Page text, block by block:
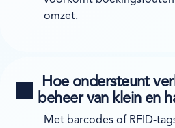
omzet.
Hoe ondersteunt
beheer van klein en
Met barcodes of RFID-